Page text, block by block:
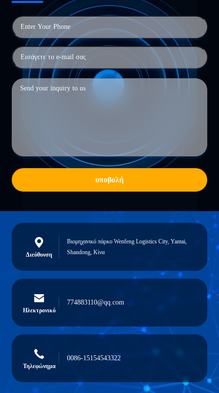
υποβολή
Διεύθυνση
Βιομηχανικό πάρκο Wenfeng Logistics City, Yantai,
Shandong, Κίνα
Ηλεκτρονικό
774883110@qq.com
Τηλεφώνημα
0086-15154543322